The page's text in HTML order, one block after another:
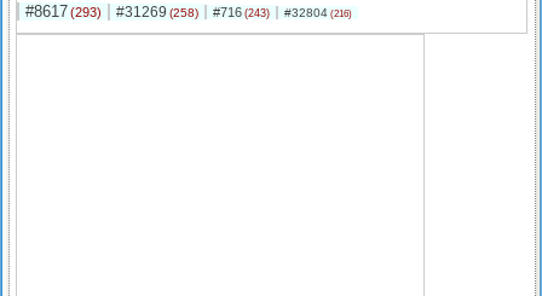
#8617(293) #31269 (258) #716 (243) #32804 (216)